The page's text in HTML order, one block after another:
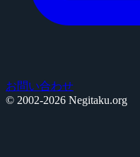
お問い合わせ
© 2002-2026 Negitaku.org